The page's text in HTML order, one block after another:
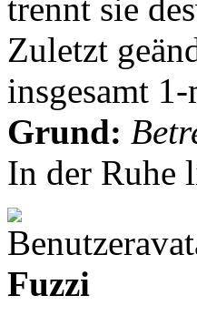
trennt sie
Zuletzt
insgesamt
Grund:
In der Ruhe
Fuzzi